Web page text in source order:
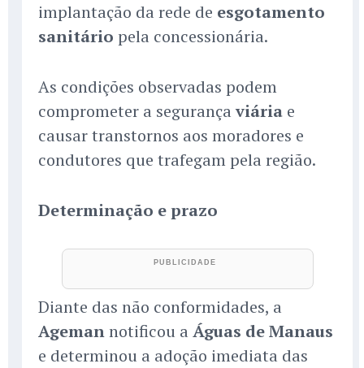
implantação da rede de esgotamento
sanitário pela concessionária.
As condições observadas podem
comprometer a segurançaviária e
causar transtornos aos moradores e
condutores que trafegam pela região.
Determinação e prazo
Diante das não conformidades, a
Agemannotificou a Águas de Manaus
e determinou a adoção imediata das